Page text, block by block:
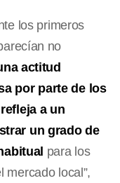
los primeros
no
actitud
por parte de los
a un
un grado de
para los
mercado local”,